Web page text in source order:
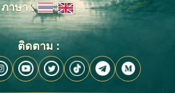
ภาษา :
ติดตาม :